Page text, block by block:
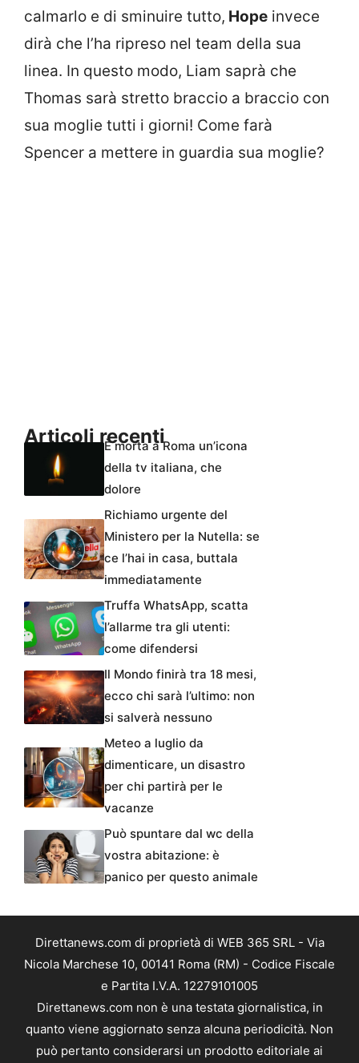
calmarlo e di sminuire tutto, Hope invece
dirà che l’ha ripreso nel team della sua
linea. In questo modo, Liam saprà che
Thomas sarà stretto braccio a braccio con
sua moglie tutti i giorni! Come farà
Spencer a mettere in guardia sua moglie?
Articoli recentiÈ morta a Roma un’icona
della tv italiana, che
dolore
Richiamo urgente del
Ministero per la Nutella: se
ce l’hai in casa, buttala
immediatamente
Truffa WhatsApp, scatta
l’allarme tra gli utenti:
come difendersi
Il Mondo finirà tra 18 mesi,
ecco chi sarà l’ultimo: non
si salverà nessuno
Meteo a luglio da
dimenticare, un disastro
per chi partirà per le
vacanze
Può spuntare dal wc della
vostra abitazione: è
panico per questo animale
Direttanews.com di proprietà di WEB 365 SRL - Via
Nicola Marchese 10, 00141 Roma (RM) - Codice Fiscale
e Partita I.V.A. 12279101005
Direttanews.com non è una testata giornalistica, in
quanto viene aggiornato senza alcuna periodicità. Non
può pertanto considerarsi un prodotto editoriale ai